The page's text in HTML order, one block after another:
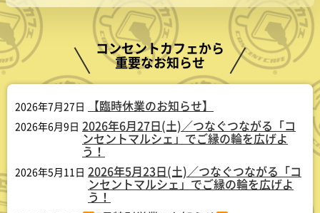
コンセントカフェから
重要なお知らせ
2026年7月27日 【臨時休業のお知らせ】
2026年6月9日 2026年6月27日(土)／つなぐつながる「コ
ンセントマルシェ」でご縁の輪を広げよ
う！
2026年5月11日 2026年5月23日(土)／つなぐつながる「コ
ンセントマルシェ」でご縁の輪を広げよ
う！